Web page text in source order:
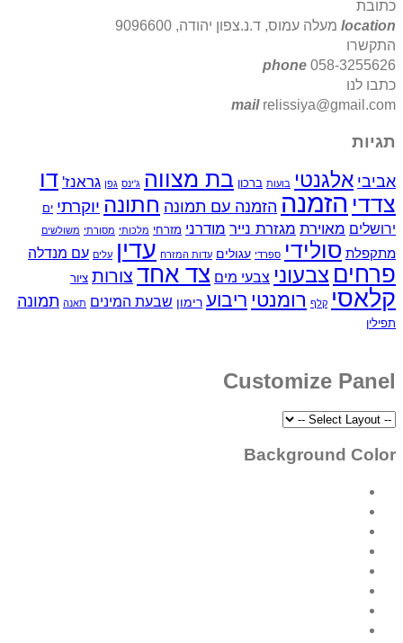
ד.נ.צפון יהודה, 9096600
phone
mail
בועות ברכון בת מצווה ג'ינס גפן גראנז' דו
הזמנה עם תמונה חתונהיוקרתי ים
מגזרת נייר מודרני מזרחי מלכותי מסורתי משולשים
ספרדי עגולים עדות המזרח עדין עלים עם מנדלה
צבעי מים צד אחד צורות ציור
רומנטי ריבוע רימון שבעת המינים תאנה תמונה